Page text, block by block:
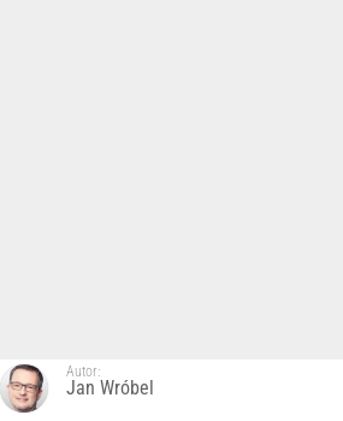
Autor:
Jan Wróbel